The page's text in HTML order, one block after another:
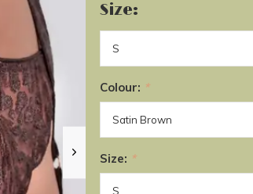
Size:
Colour: *
Size: *